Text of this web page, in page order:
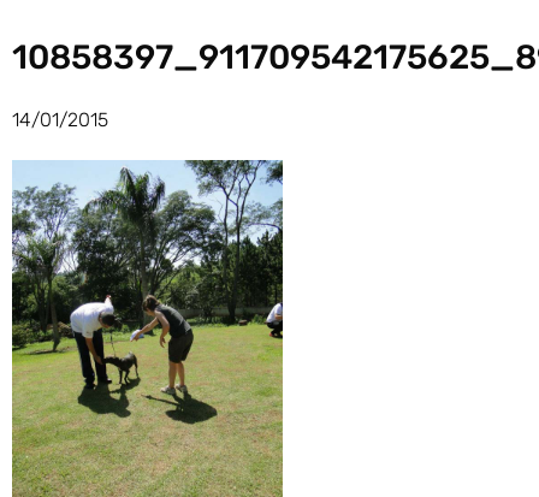
14/01/2015